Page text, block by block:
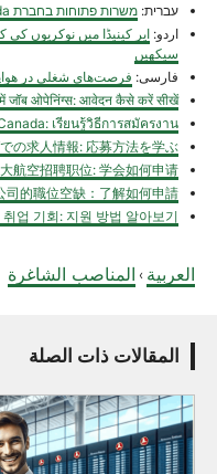
עברית: משרות פתוחות בחברת Air Canada: למדו איך להגיש מועמדות
اردو: ایر کینیڈا میں نوکریوں
سیکھیں
فارسی: ‏فرصت‌های شغلی در
में जॉब ओपेनिंग्स: आवेदन कैसे करें सीखें
เรียนรู้วิธีการสมัครงาน
の求人情報: 応募方法を学ぶ
航空招聘职位: 学会如何申请
司的職位空缺：了解如何申請
업 기회: 지원 방법 알아보기
العربية › المناصب الشاغرة
المقالات ذات الصلة